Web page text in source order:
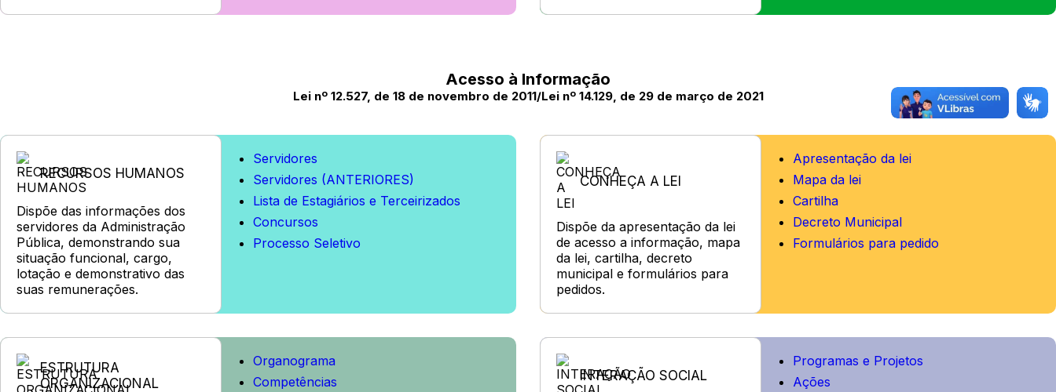
Acesso à Informação
Lei nº 12.527, de 18 de novembro de 2011/Lei nº 14.129, de 29 de março de 2021
RECURSOS HUMANOS
Dispõe das informações dos
servidores da Administração
Pública, demonstrando sua
situação funcional, cargo,
lotação e demonstrativo das
suas remunerações.
Servidores
Servidores (ANTERIORES)
Lista de Estagiários e Terceirizados
Concursos
Processo Seletivo
CONHEÇA A LEI
Dispõe da apresentação da lei
de acesso a informação, mapa
da lei, cartilha, decreto
municipal e formulários para
pedidos.
Apresentação da lei
Mapa da lei
Cartilha
Decreto Municipal
Formulários para pedido
ESTRUTURA
ORGANIZACIONAL
Organograma
Competências
INTERAÇÃO SOCIAL
Programas e Projetos
Ações